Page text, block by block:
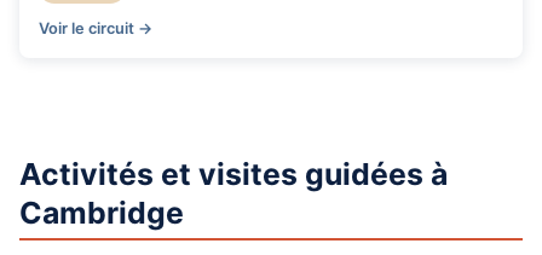
Voir le circuit →
Activités et visites guidées à
Cambridge